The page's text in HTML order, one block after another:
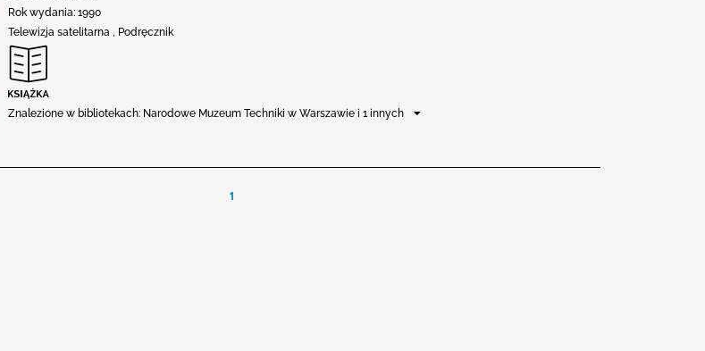
Rok wydania: 1990
Telewizja satelitarna , Podręcznik
Znalezione w bibliotekach: Narodowe Muzeum Techniki w Warszawie i 1 innych
1